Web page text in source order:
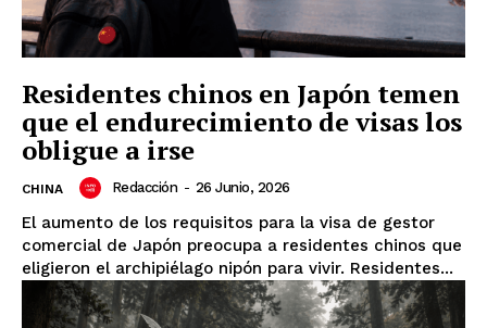
Residentes chinos en Japón temen
que el endurecimiento de visas los
obligue a irse
CHINA Redacción - 26 Junio, 2026
El aumento de los requisitos para la visa de gestor
comercial de Japón preocupa a residentes chinos que
eligieron el archipiélago nipón para vivir. Residentes...